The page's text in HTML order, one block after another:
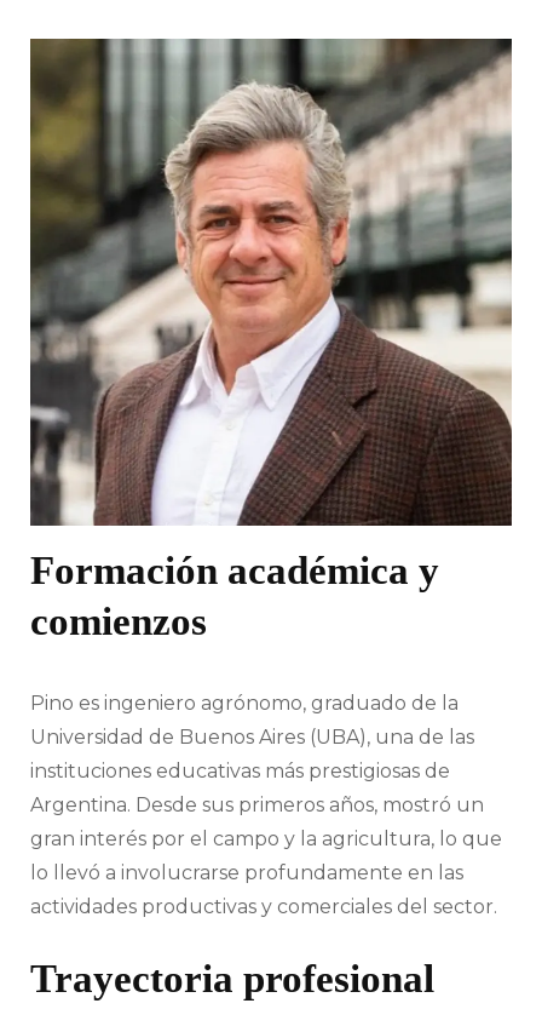
Formación académica y
comienzos
Pino es ingeniero agrónomo, graduado de la
Universidad de Buenos Aires (UBA), una de las
instituciones educativas más prestigiosas de
Argentina. Desde sus primeros años, mostró un
gran interés por el campo y la agricultura, lo que
lo llevó a involucrarse profundamente en las
actividades productivas y comerciales del sector.
Trayectoria profesional